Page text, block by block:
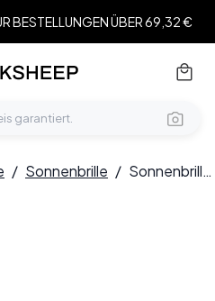
BESTELLUNGEN ÜBER 69,32 €
/ Sonnenbrille / Sonnenbrille aus Acetat mit Schmetterlingsmuster in Schildpattoptik #BS522-0260